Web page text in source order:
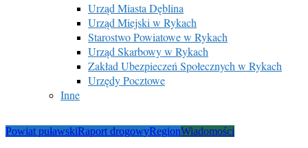
Urząd Miasta Dęblina
Urząd Miejski w Rykach
Starostwo Powiatowe w Rykach
Urząd Skarbowy w Rykach
Zakład Ubezpieczeń Społecznych w Rykach
Urzędy Pocztowe
Inne
Powiat puławskiRaport drogowyRegionWiadomości